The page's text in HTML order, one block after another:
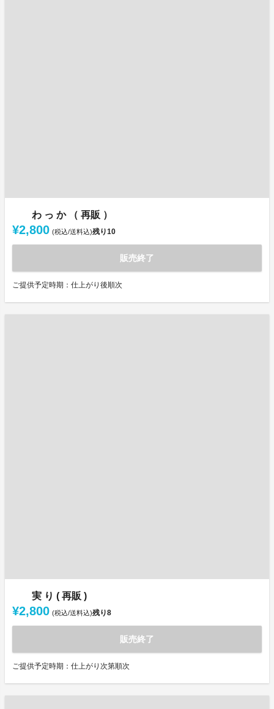
わ っ か （ 再販 ）
¥2,800 (税込/送料込)残り10
販売終了
ご提供予定時期：仕上がり後順次
実 り ( 再販 )
¥2,800 (税込/送料込)残り8
販売終了
ご提供予定時期：仕上がり次第順次